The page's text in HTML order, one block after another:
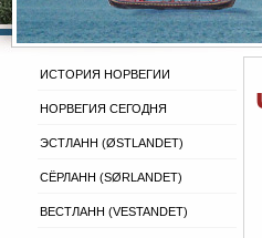
ИСТОРИЯ НОРВЕГИИ
НОРВЕГИЯ СЕГОДНЯ
ЭСТЛАНН (ØSTLANDET)
СЁРЛАНН (SØRLANDET)
ВЕСТЛАНН (VESTANDET)